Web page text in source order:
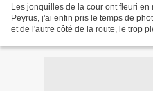
Les jonquilles de la cour ont fleuri
Peyrus, j'ai enfin pris le temps de
et de l'autre côté de la route, le trop